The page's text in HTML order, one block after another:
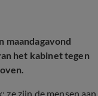
maandagavond
het kabinet tegen
ze zijn de mensen aan